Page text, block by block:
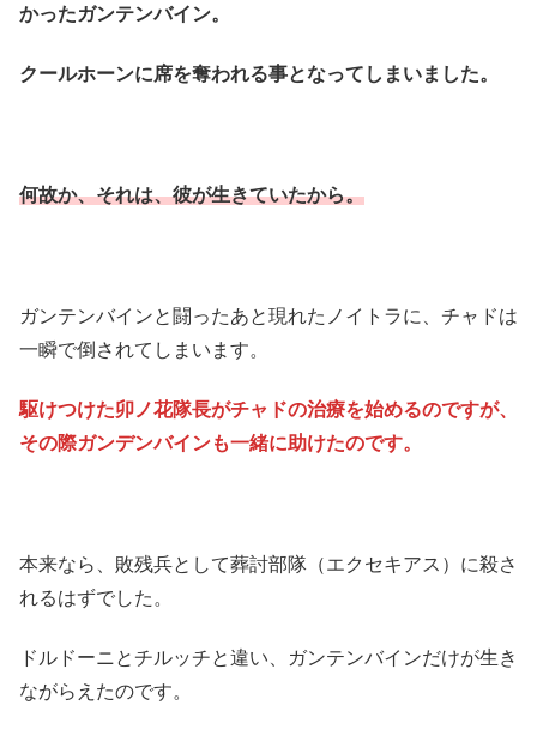
かったガンテンバイン。
クールホーンに席を奪われる事となってしまいました。
何故か、それは、彼が生きていたから。
ガンテンバインと闘ったあと現れたノイトラに、チャドは
一瞬で倒されてしまいます。
駆けつけた卯ノ花隊長がチャドの治療を始めるのですが、
その際ガンデンバインも一緒に助けたのです。
本来なら、敗残兵として葬討部隊（エクセキアス）に殺さ
れるはずでした。
ドルドーニとチルッチと違い、ガンテンバインだけが生き
ながらえたのです。